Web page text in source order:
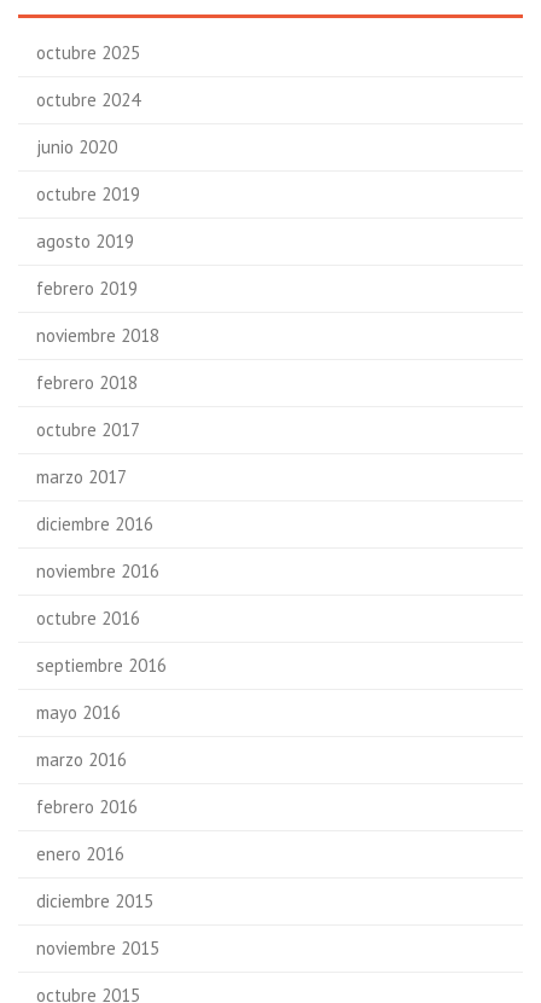
octubre 2025
octubre 2024
junio 2020
octubre 2019
agosto 2019
febrero 2019
noviembre 2018
febrero 2018
octubre 2017
marzo 2017
diciembre 2016
noviembre 2016
octubre 2016
septiembre 2016
mayo 2016
marzo 2016
febrero 2016
enero 2016
diciembre 2015
noviembre 2015
octubre 2015